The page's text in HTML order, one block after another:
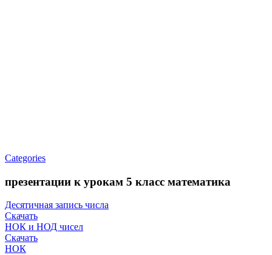
Categories
презентации к урокам 5 класс математика
Деcятичная запись числа
Скачать
НОК и НОД чисел
Скачать
НОК